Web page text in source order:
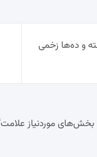
بخش‌های موردنیاز